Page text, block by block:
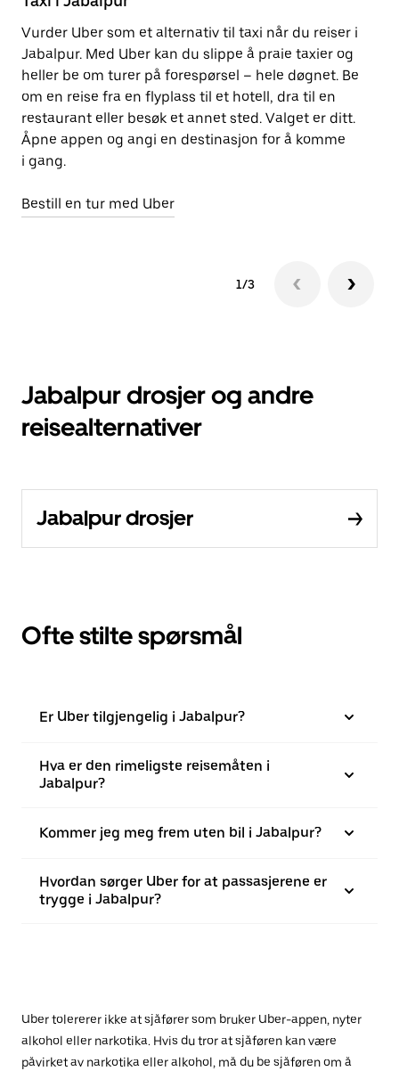
Vurder Uber som et alternativ til taxi når du reiser i
Jabalpur. Med Uber kan du slippe å praie taxier og
heller be om turer på forespørsel – hele døgnet. Be
om en reise fra en flyplass til et hotell, dra til en
restaurant eller besøk et annet sted. Valget er ditt.
Åpne appen og angi en destinasjon for å komme
i gang.
Bestill en tur med Uber
1/3
Jabalpur drosjer og andre
reisealternativer
Jabalpur drosjer
Ofte stilte spørsmål
Er Uber tilgjengelig i Jabalpur?
Hva er den rimeligste reisemåten i
Jabalpur?
Kommer jeg meg frem uten bil i Jabalpur?
Hvordan sørger Uber for at passasjerene er
trygge i Jabalpur?
Uber tolererer ikke at sjåfører som bruker Uber-appen, nyter
alkohol eller narkotika. Hvis du tror at sjåføren kan være
påvirket av narkotika eller alkohol, må du be sjåføren om å